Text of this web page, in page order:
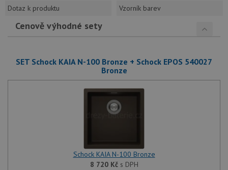
Dotaz k produktu
Vzorník barev
Cenově výhodné sety
SET Schock KAIA N-100 Bronze + Schock EPOS 540027
Bronze
Schock KAIA N-100 Bronze
8 720 Kčs DPH